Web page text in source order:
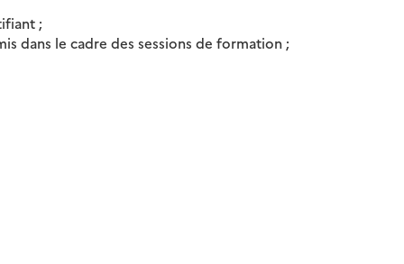
;
dans le cadre des sessions de formation ;